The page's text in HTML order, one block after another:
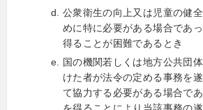
公衆衛生の向上又は児童の健
めに特に必要がある場合であ
得ることが困難であるとき
国の機関若しくは地方公共団
けた者が法令の定める事務を
て協力する必要がある場合で